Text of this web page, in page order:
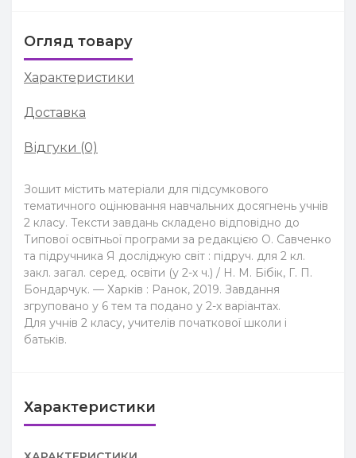
Огляд товару
Характеристики
Доставка
Відгуки (0)
Зошит містить матеріали для підсумкового
тематичного оцінювання навчальних досягнень учнів
2 класу. Тексти завдань складено відповідно до
Типової освітньої програми за редакцією О. Савченко
та підручника Я досліджую світ : підруч. для 2 кл.
закл. загал. серед. освіти (у 2-х ч.) / Н. М. Бібік, Г. П.
Бондарчук. — Харків : Ранок, 2019. Завдання
згруповано у 6 тем та подано у 2-х варіантах.
Для учнів 2 класу, учителів початкової школи і
батьків.
Характеристики